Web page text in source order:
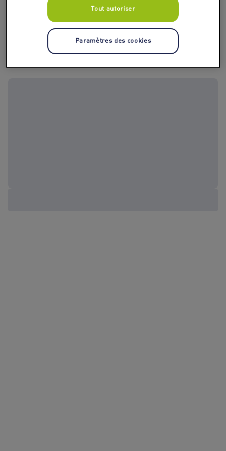
Tout autoriser
Paramètres des cookies